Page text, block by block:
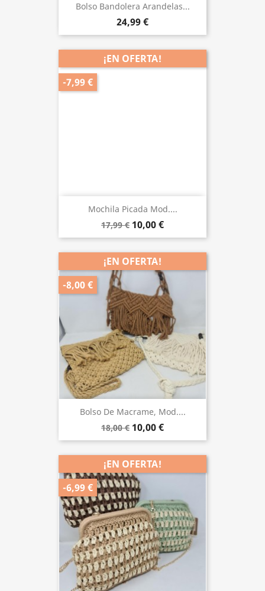
Bolso Bandolera Arandelas...
24,99 €
Mochila Picada Mod....
17,99 € 10,00 €
¡EN OFERTA!
-7,99 €
Bolso De Macrame, Mod....
18,00 € 10,00 €
¡EN OFERTA!
-8,00 €
¡EN OFERTA!
-6,99 €